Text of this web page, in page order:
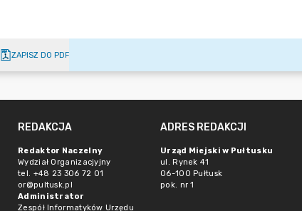
ZAPISZ DO PDF
REDAKCJA
Redaktor Naczelny
Wydział Organizacjyjny
tel. +48 23 306 72 01
or@pultusk.pl
Administrator
Zespół Informatyków Urzędu
ADRES REDAKCJI
Urząd Miejski w Pułtusku
ul. Rynek 41
06-100 Pułtusk
pok. nr 1